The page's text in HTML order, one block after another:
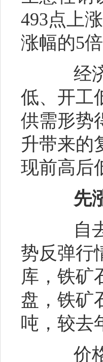
493点上
涨幅的5倍
经济
低、开工
供需形势
升带来的
现前高后
先
自去
势反弹行
库，铁矿
盘，铁矿
吨，较去
价格